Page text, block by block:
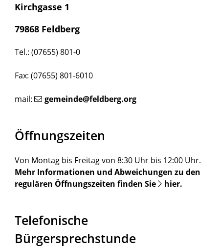
Kirchgasse 1
79868 Feldberg
Tel.: (07655) 801-0
Fax: (07655) 801-6010
mail: gemeinde@feldberg.org
Öffnungszeiten
Von Montag bis Freitag von 8:30 Uhr bis 12:00 Uhr.
Mehr Informationen und Abweichungen zu den
regulären Öffnungszeiten finden Sie
hier.
Telefonische
Bürgersprechstunde